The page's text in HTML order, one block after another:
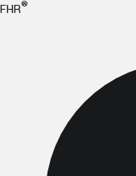
FHR®